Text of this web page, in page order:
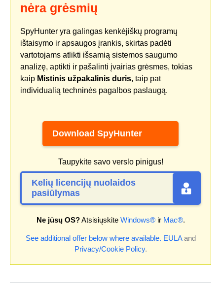
nėra grėsmių
SpyHunter yra galingas kenkėjiškų programų
ištaisymo ir apsaugos įrankis, skirtas padėti
vartotojams atlikti išsamią sistemos saugumo
analizę, aptikti ir pašalinti įvairias grėsmes, tokias
kaip Mistinis užpakalinis duris, taip pat
individualią techninės pagalbos paslaugą.
Download SpyHunter
Taupykite savo verslo pinigus!
Kelių licencijų nuolaidos
pasiūlymas
Ne jūsų OS?Atsisiųskite Windows®ir Mac®.
See additional offer below where available. EULAand
Privacy/Cookie Policy.